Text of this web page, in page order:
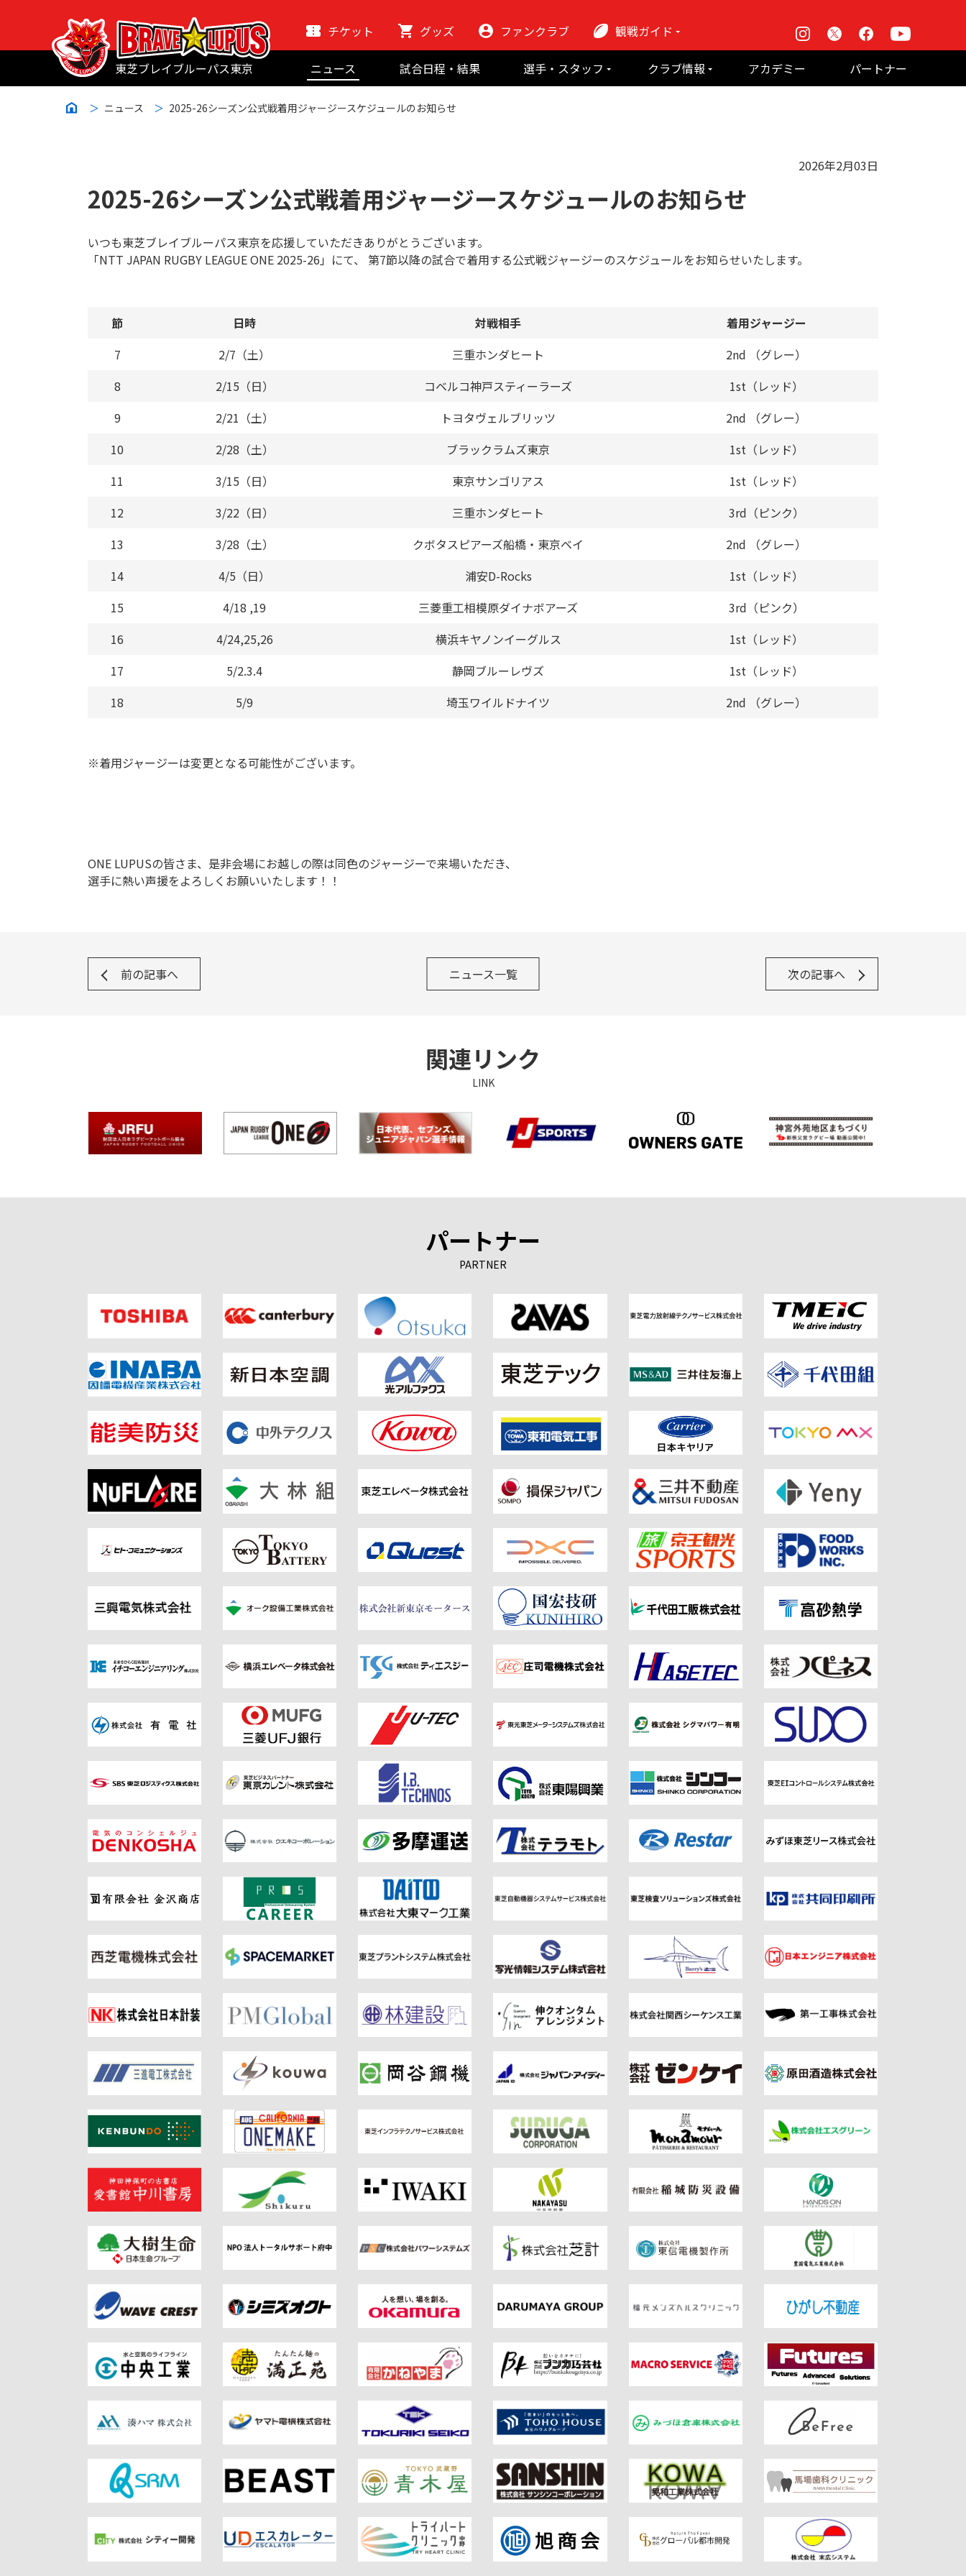
東芝ブレイブルーパス東京
チケット グッズ ファンクラブ
観戦ガイド
初めての観戦
Instagram Facebook
ニュース
試合日程・結果
選手・スタッフ
クラブ情報
アカデミー パートナー
ニュース 2025-26シーズン公式戦着用ジャージースケジュールのお知らせ
2026年2月03日
2025-26シーズン公式戦着用ジャージースケジュールのお知らせ
いつも東芝ブレイブルーパス東京を応援していただきありがとうございます。
「NTT JAPAN RUGBY LEAGUE ONE 2025-26」にて、 第7節以降の試合で着用する公式戦ジャージーのスケジュールをお知らせいたします。
節 日時 対戦相手
着用ジャージー
7
2/7（土） 三重ホンダヒート
2nd （グレー）
8
2/15（日） コベルコ神戸スティーラーズ
1st（レッド）
9
2/21（土） トヨタヴェルブリッツ
2nd （グレー）
10
2/28（土） ブラックラムズ東京
1st（レッド）
11
3/15（日） 東京サンゴリアス
1st（レッド）
12
3/22（日） 三重ホンダヒート
3rd（ピンク）
13
3/28（土） クボタスピアーズ船橋・東京ベイ
2nd （グレー）
14
4/5（日） 浦安D-Rocks
1st（レッド）
15
4/18 ,19 三菱重工相模原ダイナボアーズ
3rd（ピンク）
16
4/24,25,26 横浜キヤノンイーグルス
1st（レッド）
17
5/2.3.4 静岡ブルーレヴズ
1st（レッド）
18
5/9 埼玉ワイルドナイツ 2nd （グレー）
※着用ジャージーは変更となる可能性がございます。
ONE LUPUSの皆さま、是非会場にお越しの際は同色のジャージーで来場いただき、
選手に熱い声援をよろしくお願いいたします！！
ニュース一覧
前の記事へ 次の記事へ
関連リンク
LINK
パートナー
PARTNER